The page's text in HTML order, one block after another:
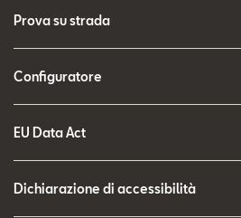
Prova su strada
Configuratore
EU Data Act
Dichiarazione di accessibilità